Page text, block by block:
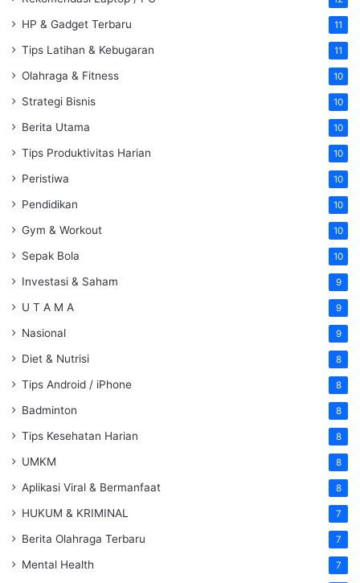
HP & Gadget Terbaru 11
Tips Latihan & Kebugaran 11
Olahraga & Fitness 10
Strategi Bisnis 10
Berita Utama 10
Tips Produktivitas Harian 10
Peristiwa 10
Pendidikan 10
Gym & Workout 10
Sepak Bola 10
Investasi & Saham 9
U T A M A 9
Nasional 9
Diet & Nutrisi 8
Tips Android / iPhone 8
Badminton 8
Tips Kesehatan Harian 8
UMKM 8
Aplikasi Viral & Bermanfaat 8
HUKUM & KRIMINAL 7
Berita Olahraga Terbaru 7
Mental Health 7